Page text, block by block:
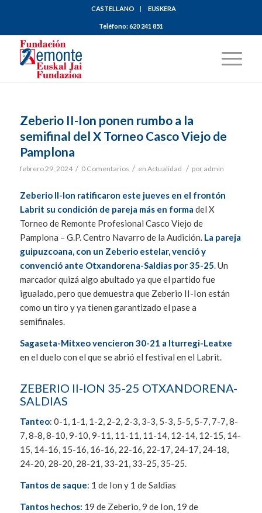
CASTELLANO EUSKERA
Teléfono:620 241 851
Zeberio II-Ion ponen rumbo a la
semifinal del X Torneo Casco Viejo de
Pamplona
febrero 29, 2024 / 0 Comentarios / en Actualidad / por admin
Zeberio II-Ion ratificaron este jueves en el frontón
Labrit su condición de pareja más en forma del X
Torneo de Remonte Profesional Casco Viejo de
Pamplona – G.P. Centro Navarro de la Audición. La pareja
guipuzcoana, con un Zeberio estelar, venció y
convenció ante Otxandorena-Saldias por 35-25. Un
marcador quizá algo abultado ya que el partido fue
igualado, pero que demuestra que Zeberio II-Ion están
como un tiro y ya tienen garantizado el pase a
semifinales.
Sagaseta-Mitxeo vencieron 30-21 a Iturregi-Leatxe
en el duelo con el que se abrió el festival en el Labrit.
ZEBERIO II-ION 35-25 OTXANDORENA-
SALDIAS
Tanteo: 0-1, 1-1, 1-2, 2-2, 2-3, 3-3, 5-3, 5-5, 5-7, 7-7, 8-
7, 8-8, 8-10, 9-10, 9-11, 11-11, 11-14, 12-14, 12-15, 14-
15, 14-16, 15-16, 16-16, 22-16, 22-17, 24-17, 24-18,
24-20, 28-20, 28-21, 33-21, 33-25, 35-25.
Tantos de saque: 1 de Ion y 1 de Saldias
Tantos hechos: 19 de Zeberio, 9 de Ion, 19 de